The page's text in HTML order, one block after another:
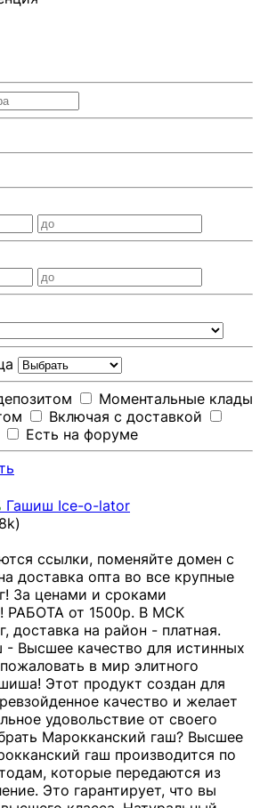
Моментальные клады
Включая с доставкой
Есть на форуме
Гашиш Ice-o-lator
ссылки, поменяйте домен с
доставка опта во все крупные
За ценами и сроками
РАБОТА от 1500р. В МСК
доставка на район - платная.
- Высшее качество для истинных
в мир элитного
Этот продукт создан для
качество и желает
удовольствие от своего
Марокканский гаш? Высшее
гаш производится по
которые передаются из
Это гарантирует, что вы